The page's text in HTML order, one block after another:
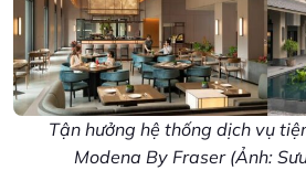
Tận hưởng hệ thống dịch vụ
Modena By Fraser (Ảnh: